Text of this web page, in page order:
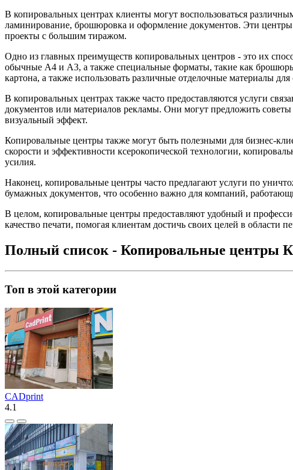
В копировальных центрах клиенты могут воспользоваться
ламинирование, брошюровка и оформление документов. Эти
проекты с большим тиражом.
Одно из главных преимуществ копировальных центров - это их
обычные A4 и A3, а также специальные форматы, такие как
картона, а также использовать различные отделочные материалы
В копировальных центрах также часто предоставляются услуги
документов или материалов рекламы. Они могут предложить
визуальный эффект.
Копировальные центры также могут быть полезными для бизнес-
скорости и эффективности ксерокопической технологии,
усилия.
Наконец, копировальные центры часто предлагают услуги по
бумажных документов, что особенно важно для компаний,
В целом, копировальные центры предоставляют удобный и
качество печати, помогая клиентам достичь своих целей в области
Полный список - Копировальные центры
Топ в этой категории
CADprint
4.1